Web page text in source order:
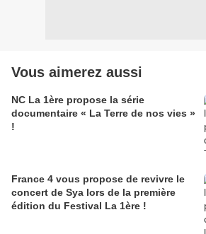
Vous aimerez aussi
NC La 1ère propose la série
documentaire « La Terre de nos vies »
!
France 4 vous propose de revivre le
concert de Sya lors de la première
édition du Festival La 1ère !